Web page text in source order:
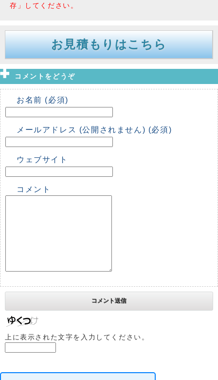
存」してください。
お見積もりはこちら
コメントをどうぞ
お名前 (必須)
メールアドレス (公開されません) (必須)
ウェブサイト
コメント
上に表示された文字を入力してください。